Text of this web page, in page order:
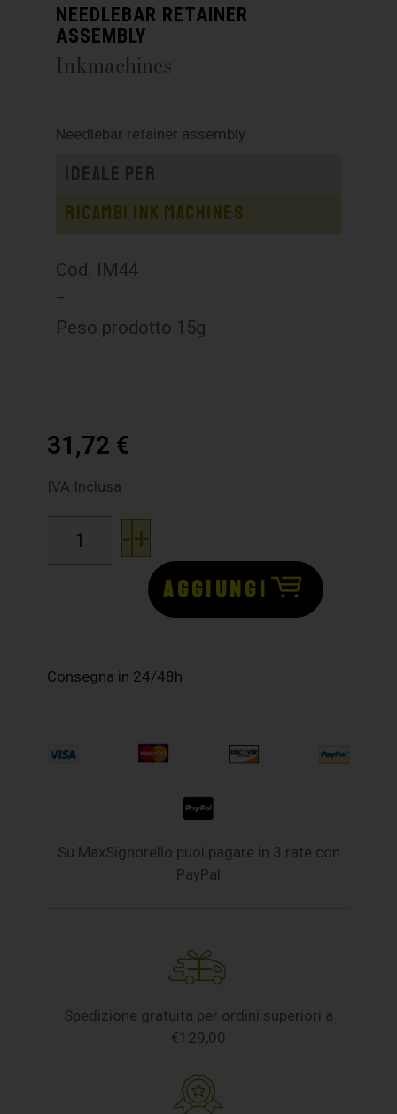
NEEDLEBAR RETAINER
ASSEMBLY
Inkmachines
Needlebar retainer assembly
Ideale per
Ricambi Ink Machines
Cod. IM44
–
Peso prodotto 15g
31,72 €
IVA Inclusa
-+
AGGIUNGI
Consegna in 24/48h
Su MaxSignorello puoi pagare in 3 rate con
PayPal
Spedizione gratuita per ordini superiori a
€129,00